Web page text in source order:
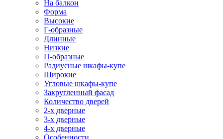
На балкон
Форма
Высокие
Г-образные
Длинные
Низкие
П-образные
Радиусные шкафы-купе
Широкие
Угловые шкафы-купе
Закругленный фасад
Количество дверей
2-х дверные
3-х дверные
4-х дверные
Особенности